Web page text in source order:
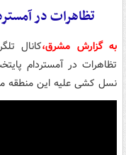
تظاهرات در
به گزارش مشرق،کانال
تظاهرات در آمستردام
نسل کشی علیه این منطقه